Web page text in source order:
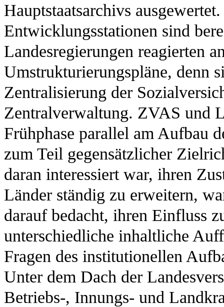
Hauptstaatsarchivs
Entwicklungsstationen sind
Landesregierungen reagierten
Umstrukturierungspläne, denn
Zentralisierung der
Zentralverwaltung. ZVAS und
Frühphase parallel am Aufbau
zum Teil gegensätzlicher
daran interessiert war, ihren
Länder ständig zu erweitern,
darauf bedacht, ihren Einfluss
unterschiedliche inhaltliche
Fragen des institutionellen
Unter dem Dach der
Betriebs-, Innungs- und